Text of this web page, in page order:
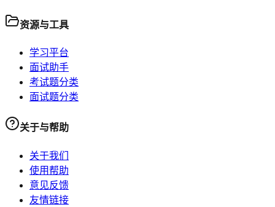
资源与工具
学习平台
面试助手
考试题分类
面试题分类
关于与帮助
关于我们
使用帮助
意见反馈
友情链接